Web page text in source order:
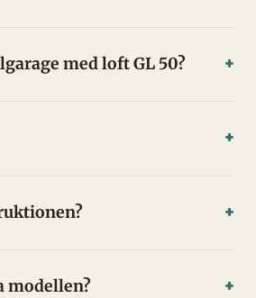
med loft GL 50?
modellen?